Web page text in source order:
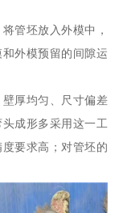
管坯放入外模中，
外模预留的间隙运
厚均匀、尺寸偏差
成形多采用这一工
要求高；对管坯的